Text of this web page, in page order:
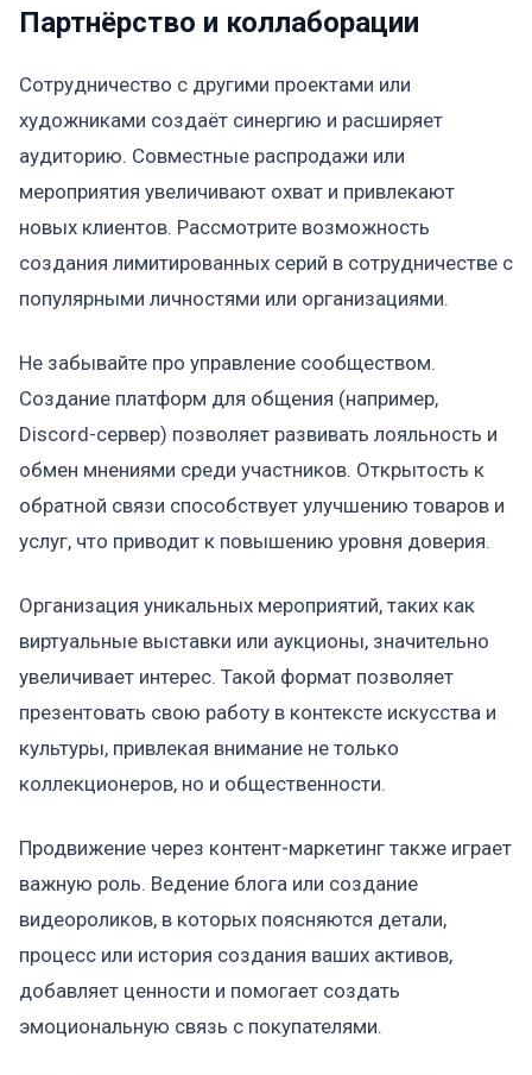
Партнёрство и коллаборации
Сотрудничество с другими проектами или
художниками создаёт синергию и расширяет
аудиторию. Совместные распродажи или
мероприятия увеличивают охват и привлекают
новых клиентов. Рассмотрите возможность
создания лимитированных серий в сотрудничестве с
популярными личностями или организациями.
Не забывайте про управление сообществом.
Создание платформ для общения (например,
Discord-сервер) позволяет развивать лояльность и
обмен мнениями среди участников. Открытость к
обратной связи способствует улучшению товаров и
услуг, что приводит к повышению уровня доверия.
Организация уникальных мероприятий, таких как
виртуальные выставки или аукционы, значительно
увеличивает интерес. Такой формат позволяет
презентовать свою работу в контексте искусства и
культуры, привлекая внимание не только
коллекционеров, но и общественности.
Продвижение через контент-маркетинг также играет
важную роль. Ведение блога или создание
видеороликов, в которых поясняются детали,
процесс или история создания ваших активов,
добавляет ценности и помогает создать
эмоциональную связь с покупателями.